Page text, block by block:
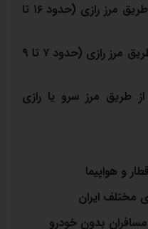
طریق مرز رازی (حدود ۱۶ تا
مرز رازی (حدود ۷ تا ۹
از طریق مرز سرو یا رازی
و هواپیما
مختلف ایران
مسافران بدون خودرو